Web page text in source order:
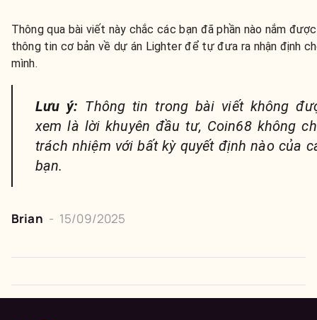
Thông qua bài viết này chắc các bạn đã phần nào nắm
thông tin cơ bản về dự án Lighter để tự đưa ra nhận định
mình.
Lưu ý: Thông tin trong bài viết không
xem là lời khuyên đầu tư, Coin68 không
trách nhiệm với bất kỳ quyết định nào của
bạn.
Brian - 15/09/2025